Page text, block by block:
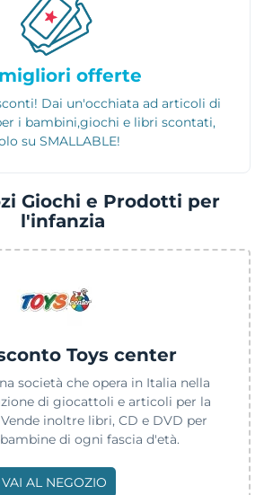
offerte
Dai un'occhiata ad articoli di
i bambini,giochi e libri scontati,
su SMALLABLE!
Giochi e Prodotti per
l'infanzia
Toys center
società che opera in Italia nella
di giocattoli e articoli per la
inoltre libri, CD e DVD per
di ogni fascia d'età.
VAI AL NEGOZIO